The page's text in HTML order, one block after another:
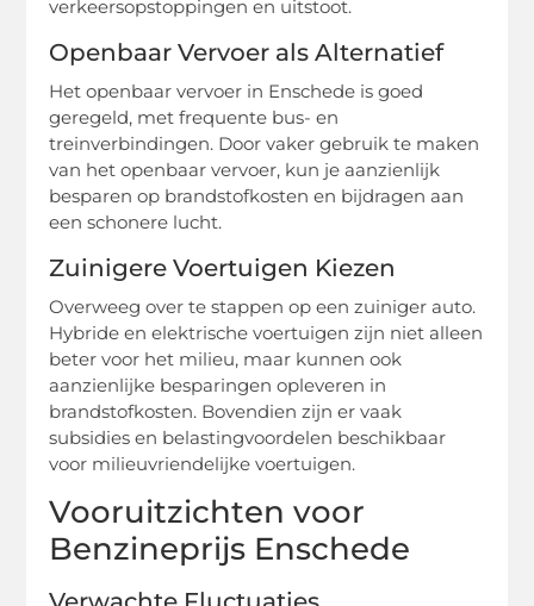
verkeersopstoppingen en uitstoot.
Openbaar Vervoer als Alternatief
Het openbaar vervoer in Enschede is goed
geregeld, met frequente bus- en
treinverbindingen. Door vaker gebruik te maken
van het openbaar vervoer, kun je aanzienlijk
besparen op brandstofkosten en bijdragen aan
een schonere lucht.
Zuinigere Voertuigen Kiezen
Overweeg over te stappen op een zuiniger auto.
Hybride en elektrische voertuigen zijn niet alleen
beter voor het milieu, maar kunnen ook
aanzienlijke besparingen opleveren in
brandstofkosten. Bovendien zijn er vaak
subsidies en belastingvoordelen beschikbaar
voor milieuvriendelijke voertuigen.
Vooruitzichten voor
Benzineprijs Enschede